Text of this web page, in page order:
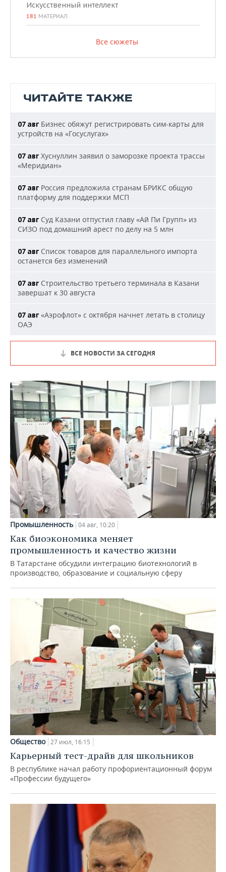
Искусственный интеллект
181 МАТЕРИАЛ
Все сюжеты
ЧИТАЙТЕ ТАКЖЕ
07 авг Бизнес обяжут регистрировать сим-карты для
устройств на «Госуслугах»
07 авг Хуснуллин заявил о заморозке проекта трассы
«Меридиан»
07 авг Россия предложила странам БРИКС общую
платформу для поддержки МСП
07 авг Суд Казани отпустил главу «Ай Пи Групп» из
СИЗО под домашний арест по делу на 5 млн
07 авг Список товаров для параллельного импорта
останется без изменений
07 авг Строительство третьего терминала в Казани
завершат к 30 августа
07 авг «Аэрофлот» с октября начнет летать в столицу
ОАЭ
ВСЕ НОВОСТИ ЗА СЕГОДНЯ
Промышленность 04 авг, 10:20
Как биоэкономика меняет
промышленность и качество жизни
В Татарстане обсудили интеграцию биотехнологий в
производство, образование и социальную сферу
Общество 27 июл, 16:15
Карьерный тест-драйв для школьников
В республике начал работу профориентационный форум
«Профессии будущего»